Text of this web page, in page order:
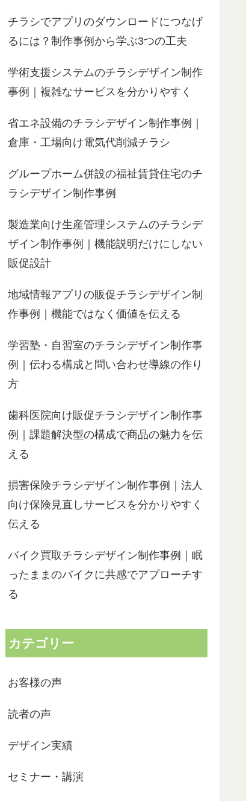
チラシでアプリのダウンロードにつなげ
るには？制作事例から学ぶ3つの工夫
学術支援システムのチラシデザイン制作
事例｜複雑なサービスを分かりやすく
省エネ設備のチラシデザイン制作事例｜
倉庫・工場向け電気代削減チラシ
グループホーム併設の福祉賃貸住宅のチ
ラシデザイン制作事例
製造業向け生産管理システムのチラシデ
ザイン制作事例｜機能説明だけにしない
販促設計
地域情報アプリの販促チラシデザイン制
作事例｜機能ではなく価値を伝える
学習塾・自習室のチラシデザイン制作事
例｜伝わる構成と問い合わせ導線の作り
方
歯科医院向け販促チラシデザイン制作事
例｜課題解決型の構成で商品の魅力を伝
える
損害保険チラシデザイン制作事例｜法人
向け保険見直しサービスを分かりやすく
伝える
バイク買取チラシデザイン制作事例｜眠
ったままのバイクに共感でアプローチす
る
カテゴリー
お客様の声
読者の声
デザイン実績
セミナー・講演